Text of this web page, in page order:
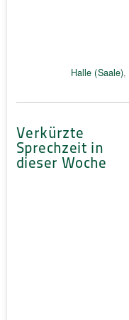
Halle (Saale),
Verkürzte
Sprechzeit in
dieser Woche